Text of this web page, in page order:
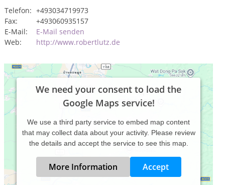
Telefon: +493034719973
Fax:
+493060935157
E-Mail:
E-Mail senden
Web:
http://www.robertlutz.de
We need your consent to load the
Google Maps service!
We use a third party service to embed map content
that may collect data about your activity. Please review
the details and accept the service to see this map.
More Information Accept